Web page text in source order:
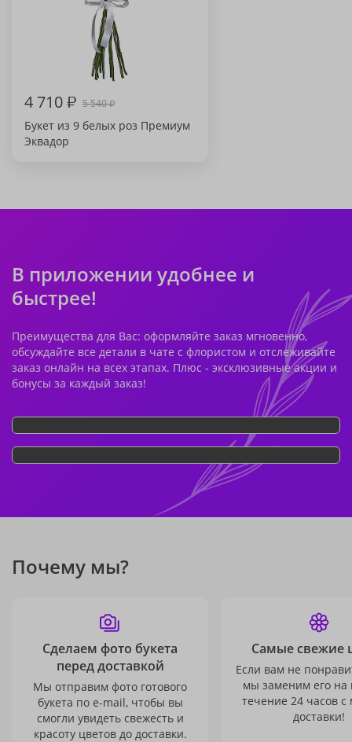
4 710₽ 5 540₽
Букет из 9 белых роз Премиум
Эквадор
В приложении удобнее и
быстрее!
Преимущества для Вас: оформляйте заказ мгновенно,
обсуждайте все детали в чате с флористом и отслеживайте
заказ онлайн на всех этапах. Плюс - эксклюзивные акции и
бонусы за каждый заказ!
Почему мы?
Сделаем фото букета
перед доставкой
Мы отправим фото готового
букета по e-mail, чтобы вы
смогли увидеть свежесть и
красоту цветов до доставки.
Самые свежие
Если вам не
мы заменим его на
течение 24 часов с
доставки!